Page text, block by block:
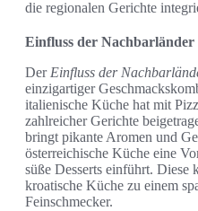
die regionalen Gerichte
Einfluss der Nachbarländer
Der Einfluss der
einzigartiger
italienische Küche hat mit
zahlreicher Gerichte
bringt pikante Aromen und
österreichische Küche eine
süße Desserts einführt. Diese
kroatische Küche zu einem
Feinschmecker.